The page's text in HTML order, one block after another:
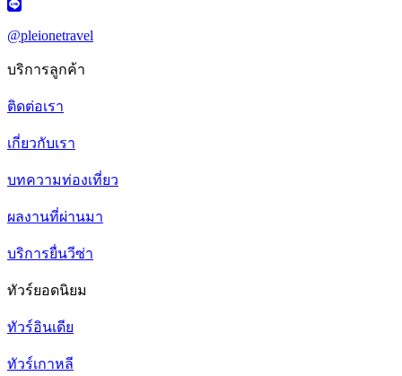
@pleionetravel
บริการลูกค้า
ติดต่อเรา
เกี่ยวกับเรา
บทความท่องเที่ยว
ผลงานที่ผ่านมา
บริการยื่นวีซ่า
ทัวร์ยอดนิยม
ทัวร์อินเดีย
ทัวร์เกาหลี